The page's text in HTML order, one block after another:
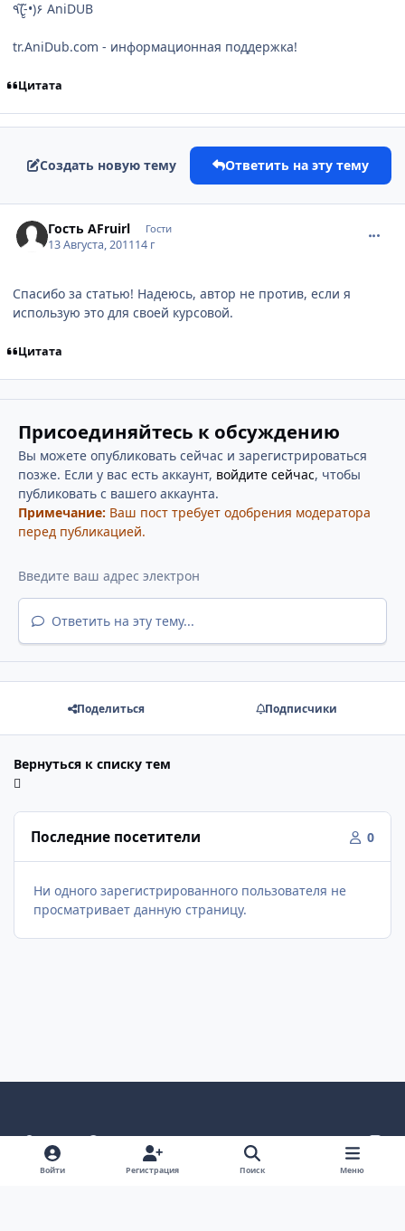
٩(-̮̮̃•̃)۶ AniDUB
tr.AniDub.com - информационная поддержка!
Цитата
Создать новую тему Ответить на эту тему
Гость AFruirl Гости
13 Августа, 201114 г
Спасибо за статью! Надеюсь, автор не против, если я
использую это для своей курсовой.
Цитата
Присоединяйтесь к обсуждению
Вы можете опубликовать сейчас и зарегистрироваться
позже. Если у вас есть аккаунт, войдите сейчас, чтобы
публиковать с вашего аккаунта.
Примечание: Ваш пост требует одобрения модератора
перед публикацией.
Ответить на эту тему...
Поделиться Подписчики
Вернуться к списку тем
Последние посетители 0
Ни одного зарегистрированного пользователя не
просматривает данную страницу.
Светлый режим
Темный режим
Как в системе
v
k
Политика конфиденциальности
Войти Регистрация Поиск Меню